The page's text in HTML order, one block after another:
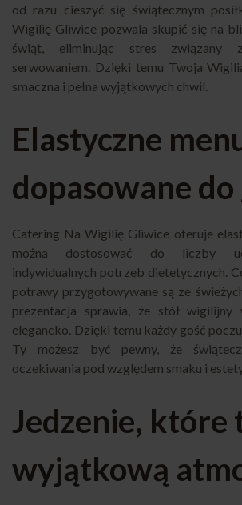
od razu cieszyć się świątecznym
Wigilię Gliwice pozwala skupić się na
świąt, eliminując stres związany
serwowaniem. Dzięki temu Twoja
smaczna i pełna wyjątkowych chwil.
Elastyczne
dopasowane do
Catering Na Wigilię Gliwice oferuje
można dostosować do liczby
indywidualnych potrzeb dietetycznych.
potrawy przygotowywane są ze
prezentacja sprawia, że stół wigilijny
elegancko. Dzięki temu każdy gość
Ty możesz być pewny, że
oczekiwania pod względem smaku i
Jedzenie, które
wyjątkową